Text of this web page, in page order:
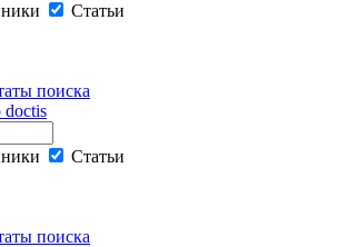
Статьи
поиска
Статьи
поиска